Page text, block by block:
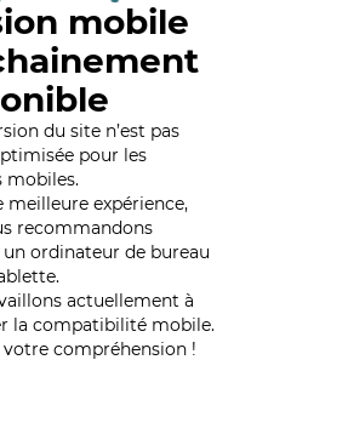
mobile
du site n’est pas
pour les
mobiles.
meilleure expérience,
recommandons
ordinateur de bureau
actuellement à
la compatibilité mobile.
votre compréhension !